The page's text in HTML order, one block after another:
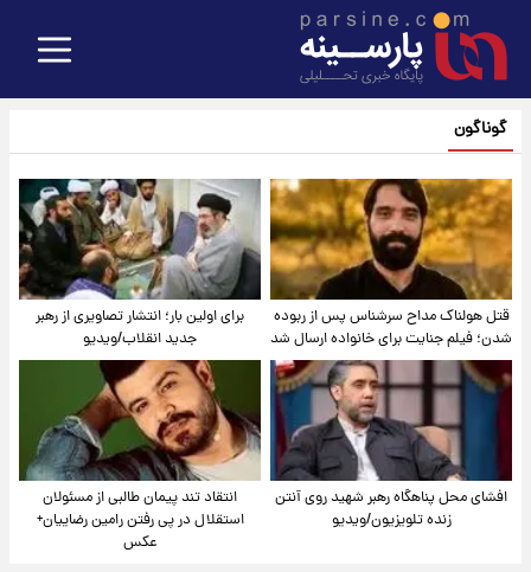
گوناگون
قتل هولناک مداح سرشناس پس از ربوده
شدن؛ فیلم جنایت برای خانواده ارسال شد
برای اولین بار؛ انتشار تصاویری از رهبر
جدید انقلاب/ویدیو
افشای محل پناهگاه‌ رهبر شهید روی آنتن
زنده تلویزیون/ویدیو
انتقاد تند پیمان طالبی از مسئولان
استقلال در پی رفتن رامین رضاییان+
عکس